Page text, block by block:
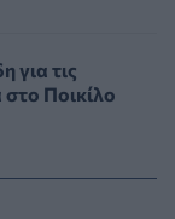
ορμονική
για τις
Ποικίλο